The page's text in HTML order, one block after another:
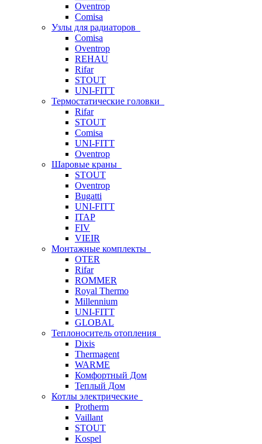
Oventrop
Comisa
Узлы для радиаторов
Comisa
Oventrop
REHAU
Rifar
STOUT
UNI-FITT
Термостатические головки
Rifar
STOUT
Comisa
UNI-FITT
Oventrop
Шаровые краны
STOUT
Oventrop
Bugatti
UNI-FITT
ITAP
FIV
VIEIR
Монтажные комплекты
OTER
Rifar
ROMMER
Royal Thermo
Millennium
UNI-FITT
GLOBAL
Теплоноситель отопления
Dixis
Thermagent
WARME
Комфортный Дом
Теплый Дом
Котлы электрические
Protherm
Vaillant
STOUT
Kospel